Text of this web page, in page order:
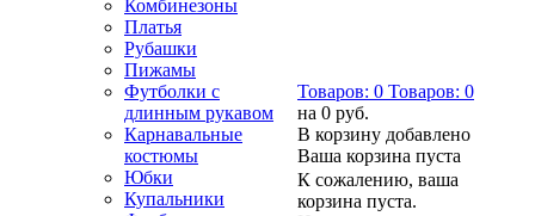
Комбинезоны
Платья
Рубашки
Пижамы
Футболки с
длинным рукавом
Карнавальные
костюмы
Юбки
Купальники
Товаров: 0 Товаров: 0
на 0 руб.
В корзину добавлено
Ваша корзина пуста
К сожалению, ваша
корзина пуста.